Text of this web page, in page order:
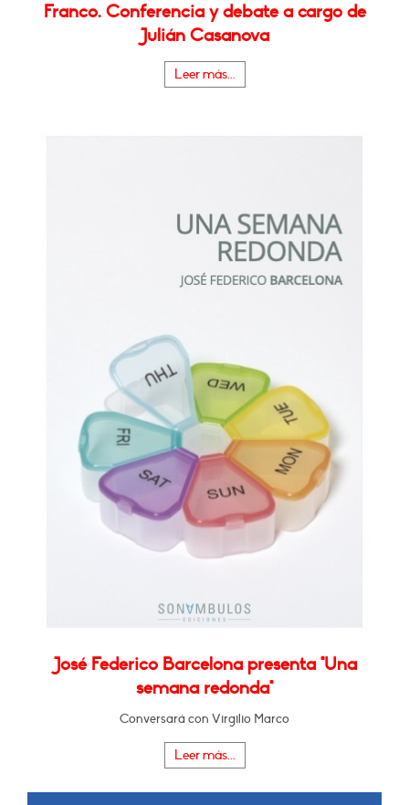
Franco. Conferencia y debate a cargo de
Julián Casanova
Leer más...
José Federico Barcelona presenta "Una
semana redonda"
Conversará con Virgilio Marco
Leer más...